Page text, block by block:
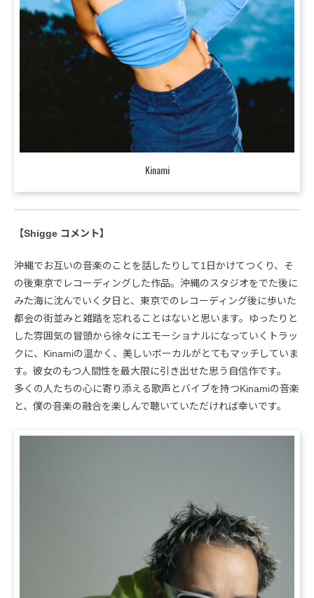
Kinami
【Shigge コメント】
沖縄でお互いの音楽のことを話したりして1日かけてつくり、そ
の後東京でレコーディングした作品。沖縄のスタジオをでた後に
みた海に沈んでいく夕日と、東京でのレコーディング後に歩いた
都会の街並みと雑踏を忘れることはないと思います。ゆったりと
した雰囲気の冒頭から徐々にエモーショナルになっていくトラッ
クに、Kinamiの温かく、美しいボーカルがとてもマッチしていま
す。彼女のもつ人間性を最大限に引き出せた思う自信作です。
多くの人たちの心に寄り添える歌声とバイブを持つKinamiの音楽
と、僕の音楽の融合を楽しんで聴いていただければ幸いです。